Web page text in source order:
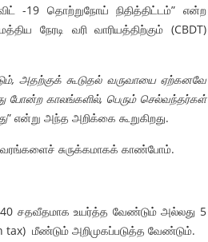
-19 தொற்றுநோய் நிதித்திட்டம்” என்ற
நேரடி வரி வாரியத்திற்கும் (CBDT)
, அதற்குக் கூடுதல் வருவாயை ஏற்கனவே
போன்ற காலங்களில், பெரும் செல்வந்தர்கள்
” என்று அந்த அறிக்கை கூறுகிறது.
சுருக்கமாகக் காண்போம்.
40 சதவீதமாக உயர்த்த வேண்டும் அல்லது 5
மீண்டும் அறிமுகப்படுத்த வேண்டும்.